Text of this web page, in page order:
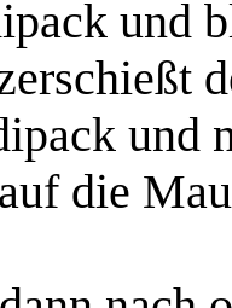
und
und
die